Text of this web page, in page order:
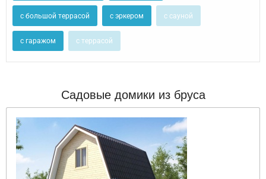
с большой террасой с эркером с сауной
с гаражом с террасой
Садовые домики из бруса